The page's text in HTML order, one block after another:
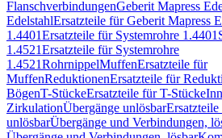
FlanschverbindungenGeberit Mapress
EdelstahlErsatzteile für Geberit Mapress
1.4401Ersatzteile für Systemrohre 1.4401
1.4521Ersatzteile für Systemrohre
1.4521RohrnippelMuffenErsatzteile für
MuffenReduktionenErsatzteile für
BögenT-StückeErsatzteile für T-Stücke
ZirkulationÜbergänge unlösbar
unlösbarÜbergänge und Verbindungen,